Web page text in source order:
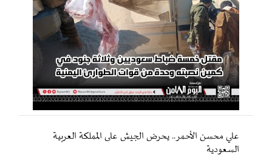
علي محسن الأحمر.. يحرض الجيش على المملكة العربية
السعودية